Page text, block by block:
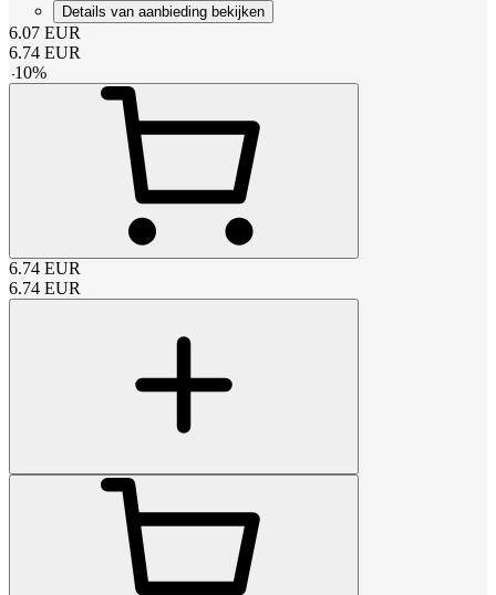
Details van aanbieding bekijken
6.07 EUR
6.74 EUR
-10%
6.74 EUR
6.74 EUR